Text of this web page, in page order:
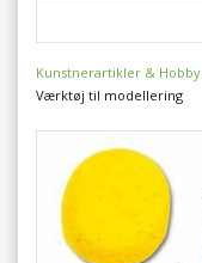
Kunstnerartikler & Hobby
Værktøj til modellering